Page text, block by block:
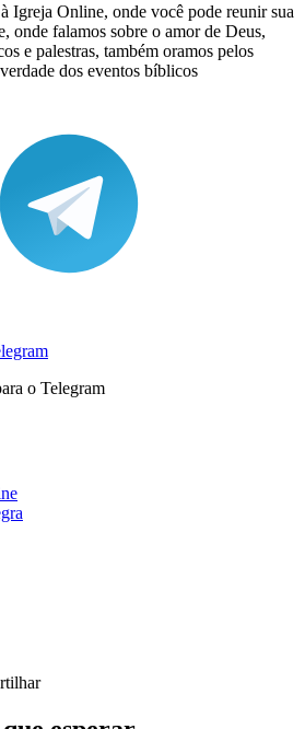
Igreja Online, onde você pode reunir sua
onde falamos sobre o amor de Deus,
e palestras, também oramos pelos
dos eventos bíblicos
o Telegram